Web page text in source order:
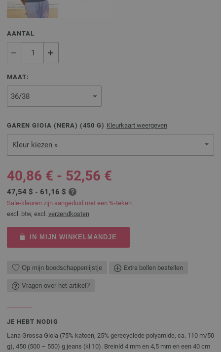
AANTAL
MAAT:
GAREN GIOIA (NERA) (450 G) Kleurkaart weergeven
Kleur kiezen »
40,86 € - 52,56 €
47,54 $ - 61,16 $
Sale-kleuren zijn aangeduid met een %-teken
excl. btw, excl. verzendkosten
IN MIJN WINKELMANDJE
Op mijn boodschappenlijstje Extra bollen bestellen
Vragen over het artikel?
JE HEBT NODIG
Lana Grossa Gioia (75% katoen, 25% gerecyclede polyamide, ca. 110 m/50
g), 450 (500 – 550) g jeans (kl 10). Breinld 4 mm en 4,5 mm en een 40 cm